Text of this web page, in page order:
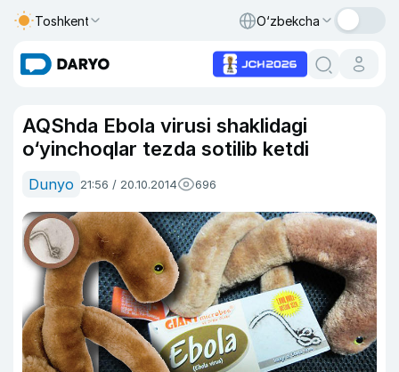
Toshkent O‘zbekcha
AQShda Ebola virusi shaklidagi
o‘yinchoqlar tezda sotilib ketdi
Dunyo 21:56 / 20.10.2014 696